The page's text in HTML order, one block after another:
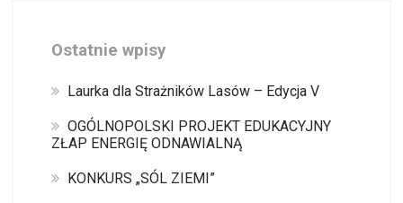
Ostatnie wpisy
Laurka dla Strażników Lasów – Edycja V
OGÓLNOPOLSKI PROJEKT EDUKACYJNY
ZŁAP ENERGIĘ ODNAWIALNĄ
KONKURS „SÓL ZIEMI”